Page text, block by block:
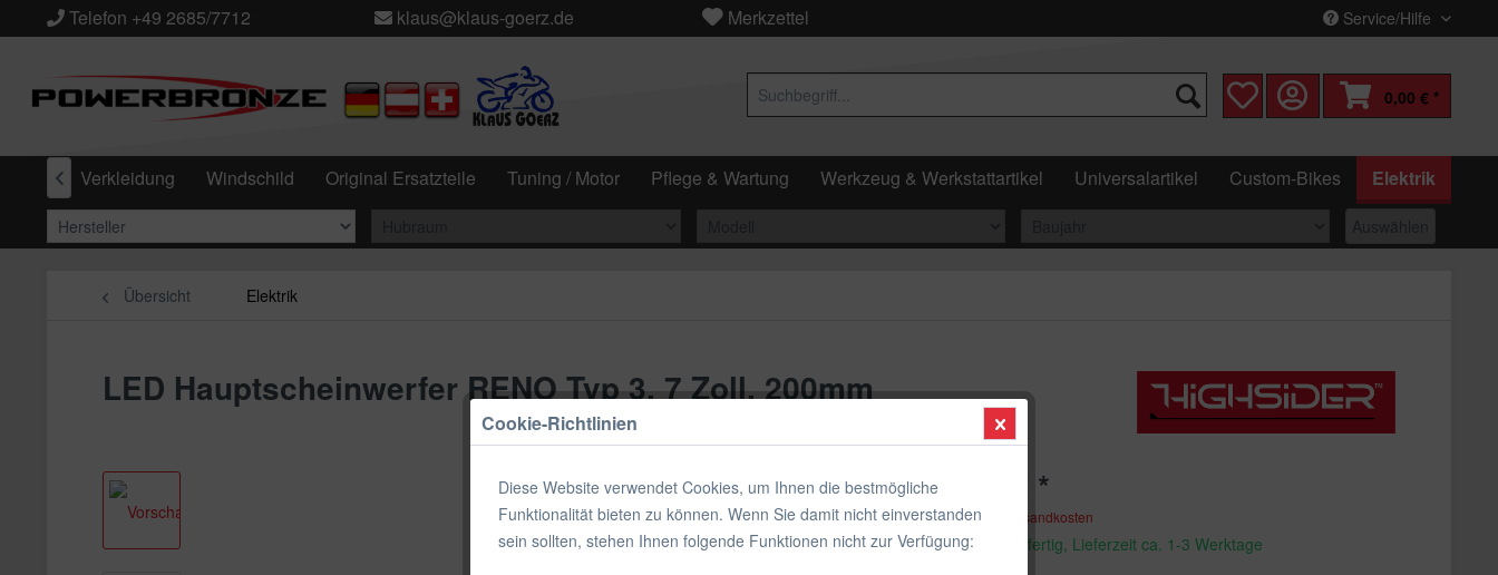
Service/Hilfe
Telefon +49 2685/7712 klaus@klaus-goerz.de Merkzettel
0,00 € *
Verkleidung Windschild Original Ersatzteile Tuning / Motor Pflege & Wartung Werkzeug & Werkstattartikel Universalartikel Custom-Bikes Elektrik

Auswählen
Übersicht Elektrik
LED Hauptscheinwerfer RENO Typ 3, 7 Zoll, 200mm
269,95 € *
inkl. MwSt.zzgl. Versandkosten
Sofort versandfertig, Lieferzeit ca. 1-3 Werktage
Cookie-Richtlinien
Diese Website verwendet Cookies, um Ihnen die bestmögliche
Funktionalität bieten zu können. Wenn Sie damit nicht einverstanden
sein sollten, stehen Ihnen folgende Funktionen nicht zur Verfügung: